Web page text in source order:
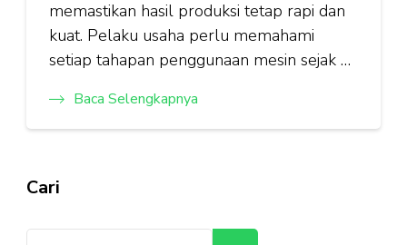
memastikan hasil produksi tetap rapi dan
kuat. Pelaku usaha perlu memahami
setiap tahapan penggunaan mesin sejak …
Baca Selengkapnya
Cari